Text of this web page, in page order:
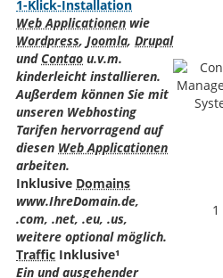
1-Klick-Installation
Web Applicationen wie
Wordpress, Joomla, Drupal
und Contao u.v.m.
kinderleicht installieren.
Außerdem können Sie mit
unseren Webhosting
Tarifen hervorragend auf
diesen Web Applicationen
arbeiten.
Inklusive Domains
www.IhreDomain.de,
.com, .net, .eu, .us,
weitere optional möglich.
1
Traffic Inklusive¹
Ein und ausgehender